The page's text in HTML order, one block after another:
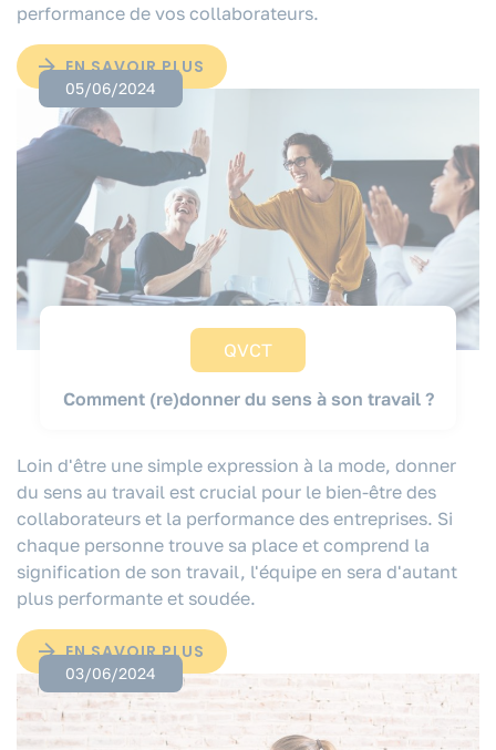
performance de vos collaborateurs.
EN SAVOIR PLUS
05/06/2024
QVCT
Comment (re)donner du sens à son travail ?
Loin d'être une simple expression à la mode, donner
du sens au travail est crucial pour le bien-être des
collaborateurs et la performance des entreprises. Si
chaque personne trouve sa place et comprend la
signification de son travail, l'équipe en sera d'autant
plus performante et soudée.
EN SAVOIR PLUS
03/06/2024